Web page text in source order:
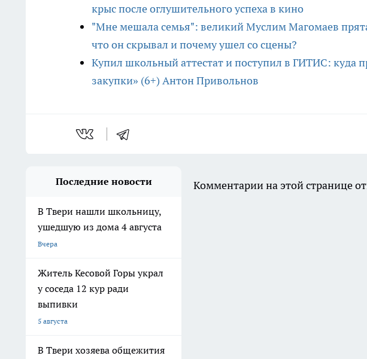
крыс после оглушительного успеха в кино
"Мне мешала семья": великий Муслим Магомаев
что он скрывал и почему ушел со сцены?
Купил школьный аттестат и поступил в ГИТИС: куда
закупки» (6+) Антон Привольнов
Последние новости
В Твери нашли школьницу,
ушедшую из дома 4 августа
Вчера
Житель Кесовой Горы украл
у соседа 12 кур ради
выпивки
5 августа
В Твери хозяева общежития
Комментарии на этой странице